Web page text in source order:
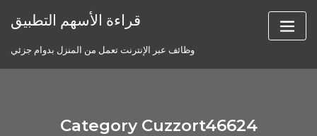
قراءة الأسهم التطبيق
وظائف عبر الإنترنت تعمل من المنزل بدوام جزئي
Category Cuzzort46624